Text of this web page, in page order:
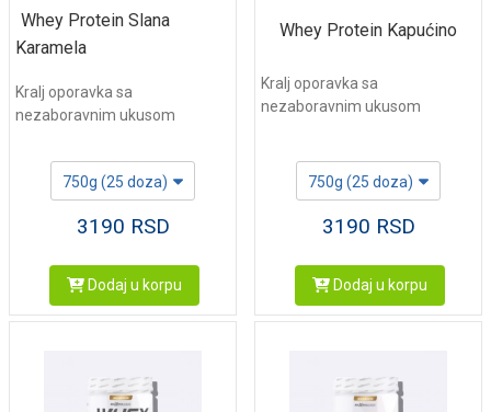
Whey Protein Slana
Karamela
Kralj oporavka sa
nezaboravnim ukusom
750g (25 doza)
3190 RSD
Dodaj u korpu
Whey Protein Kapućino
Kralj oporavka sa
nezaboravnim ukusom
750g (25 doza)
3190 RSD
Dodaj u korpu